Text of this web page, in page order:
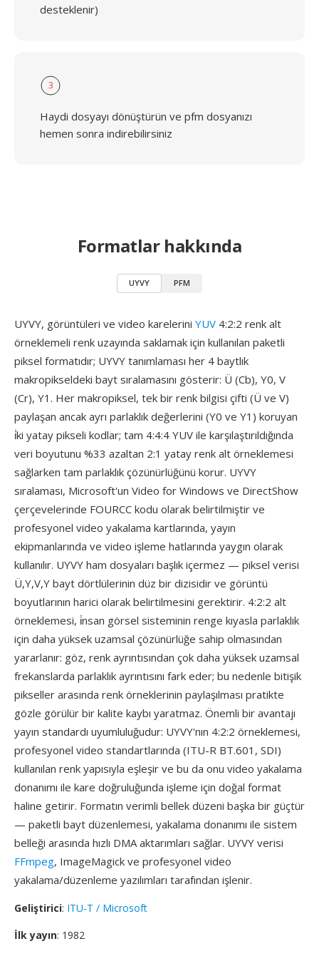
desteklenir)
3
Haydi dosyayı dönüştürün ve pfm dosyanızı
hemen sonra indirebilirsiniz
Formatlar hakkında
UYVY PFM
UYVY, görüntüleri ve video karelerini YUV 4:2:2 renk alt
örneklemeli renk uzayında saklamak için kullanılan paketli
piksel formatıdır; UYVY tanımlaması her 4 baytlık
makropikseldeki bayt sıralamasını gösterir: Ü (Cb), Y0, V
(Cr), Y1. Her makropiksel, tek bir renk bilgisi çifti (Ü ve V)
paylaşan ancak ayrı parlaklık değerlerini (Y0 ve Y1) koruyan
i̇ki yatay pikseli kodlar; tam 4:4:4 YUV ile karşılaştırıldığında
veri boyutunu %33 azaltan 2:1 yatay renk alt örneklemesi
sağlarken tam parlaklık çözünürlüğünü korur. UYVY
sıralaması, Microsoft'un Video for Windows ve DirectShow
çerçevelerinde FOURCC kodu olarak belirtilmiştir ve
profesyonel video yakalama kartlarında, yayın
ekipmanlarında ve video işleme hatlarında yaygın olarak
kullanılır. UYVY ham dosyaları başlık içermez — piksel verisi
Ü,Y,V,Y bayt dörtlülerinin düz bir dizisidir ve görüntü
boyutlarının harici olarak belirtilmesini gerektirir. 4:2:2 alt
örneklemesi, i̇nsan görsel sisteminin renge kıyasla parlaklık
için daha yüksek uzamsal çözünürlüğe sahip olmasından
yararlanır: göz, renk ayrıntısından çok daha yüksek uzamsal
frekanslarda parlaklık ayrıntısını fark eder; bu nedenle bitişik
pikseller arasında renk örneklerinin paylaşılması pratikte
gözle görülür bir kalite kaybı yaratmaz. Önemli bir avantajı
yayın standardı uyumluluğudur: UYVY'nın 4:2:2 örneklemesi,
profesyonel video standartlarında (ITU-R BT.601, SDI)
kullanılan renk yapısıyla eşleşir ve bu da onu video yakalama
donanımı ile kare doğruluğunda işleme için doğal format
haline getirir. Formatın verimli bellek düzeni başka bir güçtür
— paketli bayt düzenlemesi, yakalama donanımı ile sistem
belleği arasında hızlı DMA aktarımları sağlar. UYVY verisi
FFmpeg, ImageMagick ve profesyonel video
yakalama/düzenleme yazılımları tarafından işlenir.
Geliştirici: ITU-T / Microsoft
İlk yayın: 1982